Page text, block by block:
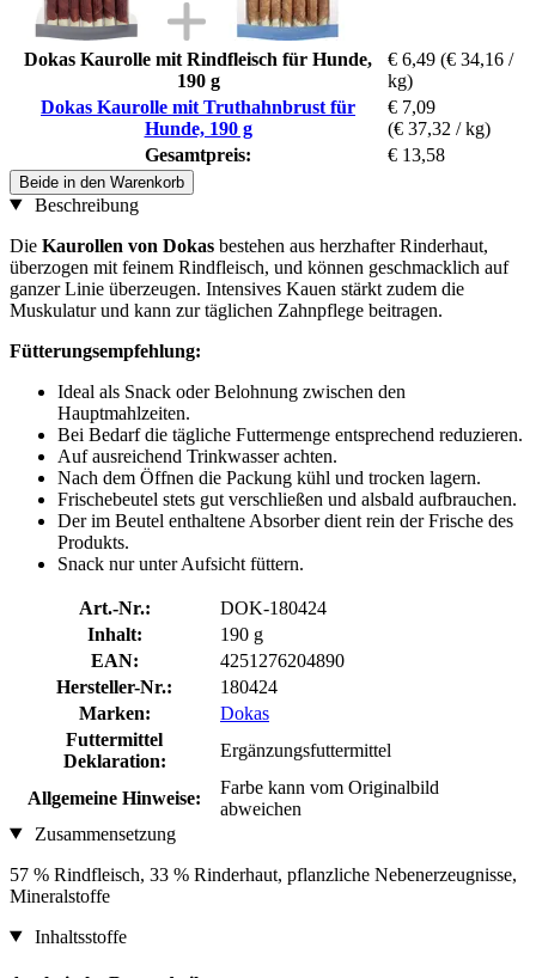
Dokas Kaurolle mit Rindfleisch für Hunde,
190 g
€ 6,49 (€ 34,16 /
kg)
Dokas Kaurolle mit Truthahnbrust für
Hunde, 190 g
€ 7,09
(€ 37,32 / kg)
Gesamtpreis:
€ 13,58
Beide in den Warenkorb
Beschreibung
Die Kaurollen von Dokas bestehen aus herzhafter Rinderhaut,
überzogen mit feinem Rindfleisch, und können geschmacklich auf
ganzer Linie überzeugen. Intensives Kauen stärkt zudem die
Muskulatur und kann zur täglichen Zahnpflege beitragen.
Fütterungsempfehlung:
Ideal als Snack oder Belohnung zwischen den
Hauptmahlzeiten.
Bei Bedarf die tägliche Futtermenge entsprechend reduzieren.
Auf ausreichend Trinkwasser achten.
Nach dem Öffnen die Packung kühl und trocken lagern.
Frischebeutel stets gut verschließen und alsbald aufbrauchen.
Der im Beutel enthaltene Absorber dient rein der Frische des
Produkts.
Snack nur unter Aufsicht füttern.
Art.-Nr.:
DOK-180424
Inhalt:
190 g
EAN:
4251276204890
Hersteller-Nr.:
180424
Marken:
Dokas
Futtermittel
Deklaration:
Ergänzungsfuttermittel
Allgemeine Hinweise:
Farbe kann vom Originalbild
abweichen
Zusammensetzung
57 % Rindfleisch, 33 % Rinderhaut, pflanzliche Nebenerzeugnisse,
Mineralstoffe
Inhaltsstoffe